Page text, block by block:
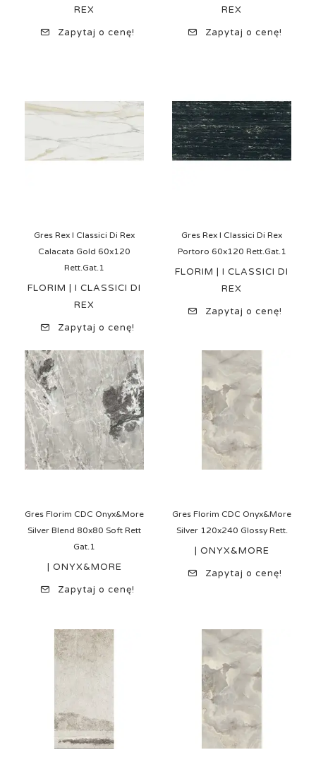
REX
Zapytaj o cenę!
REX
Zapytaj o cenę!
Gres Rex I Classici Di Rex
Calacata Gold 60x120
Rett.Gat.1
FLORIM | I CLASSICI DI
REX
Zapytaj o cenę!
Gres Rex I Classici Di Rex
Portoro 60x120 Rett.Gat.1
FLORIM | I CLASSICI DI
REX
Zapytaj o cenę!
Gres Florim CDC Onyx&More
Silver Blend 80x80 Soft Rett
Gat.1
| ONYX&MORE
Zapytaj o cenę!
Gres Florim CDC Onyx&More
Silver 120x240 Glossy Rett.
| ONYX&MORE
Zapytaj o cenę!